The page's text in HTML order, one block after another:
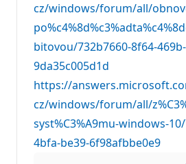
cz/windows/forum/all/
bitovou/732b7660-8f64-
9da35c005d1d
https://
cz/windows/forum/all/
syst%C3%A9mu-windows-
4bfa-be39-6f98afbbe0e9